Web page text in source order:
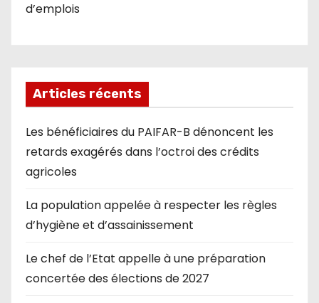
d’emplois
Articles récents
Les bénéficiaires du PAIFAR-B dénoncent les
retards exagérés dans l’octroi des crédits
agricoles
La population appelée à respecter les règles
d’hygiène et d’assainissement
Le chef de l’Etat appelle à une préparation
concertée des élections de 2027